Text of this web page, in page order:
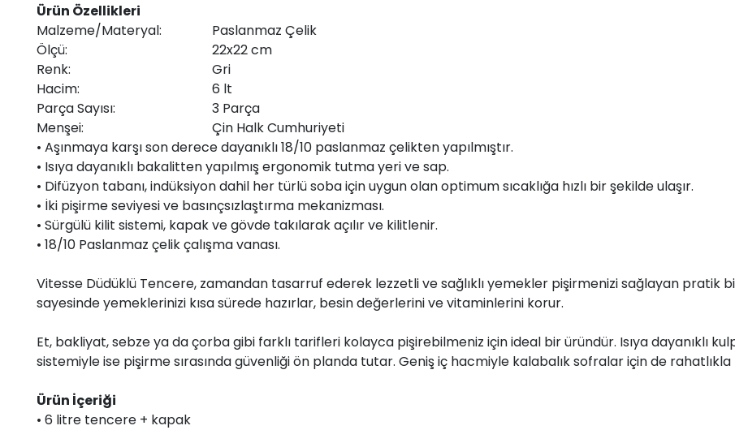
Ürün Özellikleri
Malzeme/Materyal:
Paslanmaz Çelik
Ölçü:
22x22 cm
Renk:
Gri
Hacim:
6 lt
Parça Sayısı:
3 Parça
Menşei:
Çin Halk Cumhuriyeti
• Aşınmaya karşı son derece dayanıklı 18/10 paslanmaz çelikten yapılmıştır.
• Isıya dayanıklı bakalitten yapılmış ergonomik tutma yeri ve sap.
• Difüzyon tabanı, indüksiyon dahil her türlü soba için uygun olan optimum sıcaklığa hızlı bir şekilde ulaşır.
• İki pişirme seviyesi ve basınçsızlaştırma mekanizması.
• Sürgülü kilit sistemi, kapak ve gövde takılarak açılır ve kilitlenir.
• 18/10 Paslanmaz çelik çalışma vanası.
Vitesse Düdüklü Tencere, zamandan tasarruf ederek lezzetli ve sağlıklı yemekler pişirmenizi sağlayan pratik
sayesinde yemeklerinizi kısa sürede hazırlar, besin değerlerini ve vitaminlerini korur.
Et, bakliyat, sebze ya da çorba gibi farklı tarifleri kolayca pişirebilmeniz için ideal bir üründür. Isıya dayanıklı
sistemiyle ise pişirme sırasında güvenliği ön planda tutar. Geniş iç hacmiyle kalabalık sofralar için de rahatlıkla
Ürün İçeriği
• 6 litre tencere + kapak